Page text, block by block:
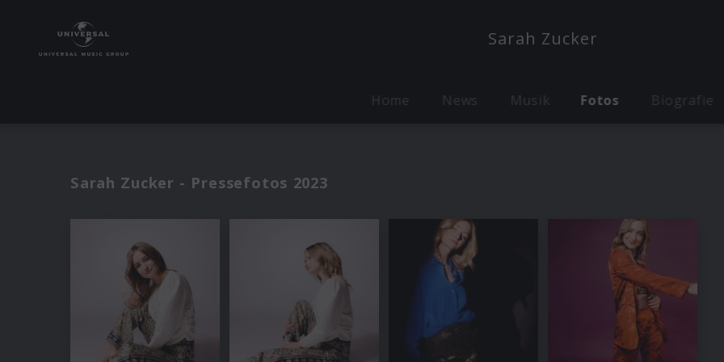
Sarah Zucker
Home News Musik Fotos Biografie
Sarah Zucker - Pressefotos 2023